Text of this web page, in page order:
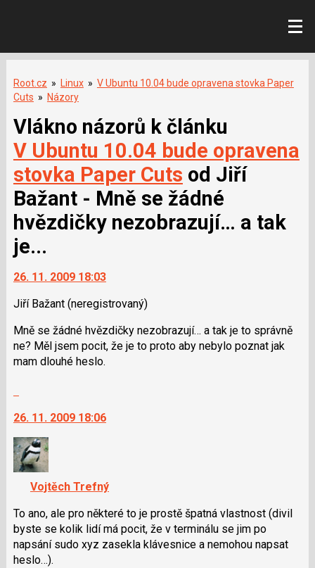
Root.cz » Linux » V Ubuntu 10.04 bude opravena stovka Paper
Cuts » Názory
Vlákno názorů k článku
V Ubuntu 10.04 bude opravena
stovka Paper Cuts od Jiří
Bažant - Mně se žádné
hvězdičky nezobrazují… a tak
je...
26. 11. 2009 18:03
Jiří Bažant (neregistrovaný)
Mně se žádné hvězdičky nezobrazují… a tak je to správně
ne? Měl jsem pocit, že je to proto aby nebylo poznat jak
mam dlouhé heslo.
další
nový
názor.
K
navigaci
lze
použít
i
klávesy
N
26. 11. 2009 18:06
Vojtěch Trefný
To ano, ale pro některé to je prostě špatná vlastnost (divil
byste se kolik lidí má pocit, že v terminálu se jim po
napsání sudo xyz zasekla klávesnice a nemohou napsat
heslo…).